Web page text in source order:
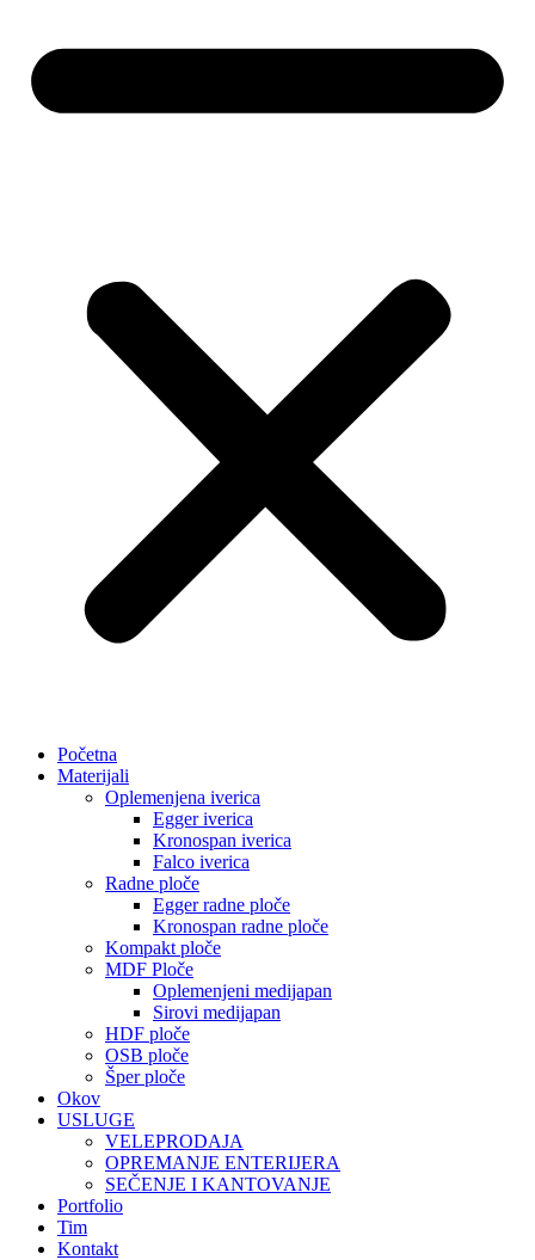
Početna
Materijali
Oplemenjena iverica
Egger iverica
Kronospan iverica
Falco iverica
Radne ploče
Egger radne ploče
Kronospan radne ploče
Kompakt ploče
MDF Ploče
Oplemenjeni medijapan
Sirovi medijapan
HDF ploče
OSB ploče
Šper ploče
Okov
USLUGE
VELEPRODAJA
OPREMANJE ENTERIJERA
SEČENJE I KANTOVANJE
Portfolio
Tim
Kontakt